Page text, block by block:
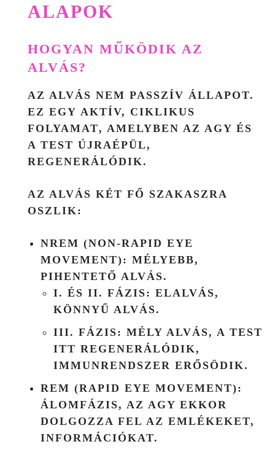
ALAPOK
HOGYAN MŰKÖDIK AZ
ALVÁS?
AZ ALVÁS NEM PASSZÍV ÁLLAPOT.
EZ EGY AKTÍV, CIKLIKUS
FOLYAMAT, AMELYBEN AZ AGY ÉS
A TEST ÚJRAÉPÜL,
REGENERÁLÓDIK.
AZ ALVÁS KÉT FŐ SZAKASZRA
OSZLIK:
NREM (NON-RAPID EYE
MOVEMENT): MÉLYEBB,
PIHENTETŐ ALVÁS.
I. ÉS II. FÁZIS: ELALVÁS,
KÖNNYŰ ALVÁS.
III. FÁZIS: MÉLY ALVÁS, A TEST
ITT REGENERÁLÓDIK,
IMMUNRENDSZER ERŐSÖDIK.
REM (RAPID EYE MOVEMENT):
ÁLOMFÁZIS, AZ AGY EKKOR
DOLGOZZA FEL AZ EMLÉKEKET,
INFORMÁCIÓKAT.